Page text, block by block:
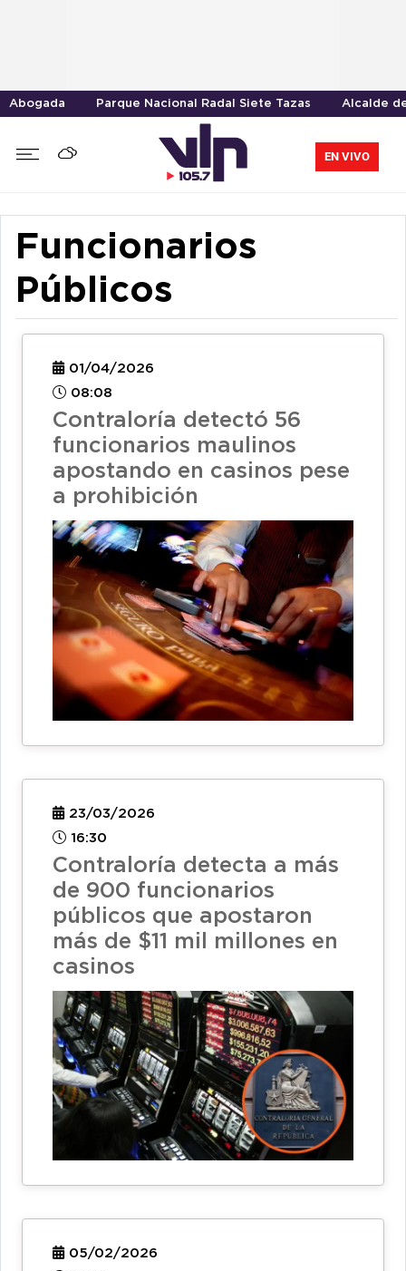
Abogada Parque Nacional Radal Siete Tazas Alcalde
EN VIVO
Funcionarios
Públicos
01/04/2026
08:08
Contraloría detectó 56
funcionarios maulinos
apostando en casinos pese
a prohibición
23/03/2026
16:30
Contraloría detecta a más
de 900 funcionarios
públicos que apostaron
más de $11 mil millones en
casinos
05/02/2026